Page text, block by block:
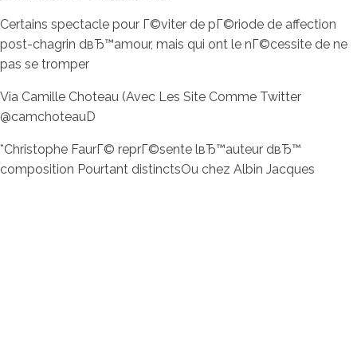
Certains spectacle pour Г©viter de pГ©riode de affection
post-chagrin dвЂ™amour, mais qui ont le nГ©cessite de ne
pas se tromper
Via Camille Choteau (Avec Les Site Comme Twitter
@camchoteauD
*Christophe FaurГ© reprГ©sente lвЂ™auteur dвЂ™
composition Pourtant distinctsOu chez Albin Jacques